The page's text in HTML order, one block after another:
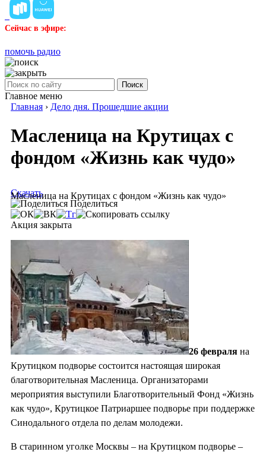
Сейчас в эфире:
помочь радио
Поиск
Главное меню
Главная › Дело дня. Прошедшие акции
Масленица на Крутицах с
фондом «Жизнь как чудо»
Масленица на Крутицах с фондом «Жизнь как чудо»
Скачать
Поделиться
Акция закрыта
26 февраля на
Крутицком подворье состоится настоящая широкая
благотворительная Масленица. Организаторами
мероприятия выступили Благотворительный Фонд «Жизнь
как чудо», Крутицкое Патриаршее подворье при поддержке
Синодального отдела по делам молодежи.
В старинном уголке Москвы – на Крутицком подворье –